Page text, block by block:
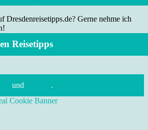
Dresdenreisetipps.de? Gerne nehme ich
Reisetipps
und
.
Cookie Banner